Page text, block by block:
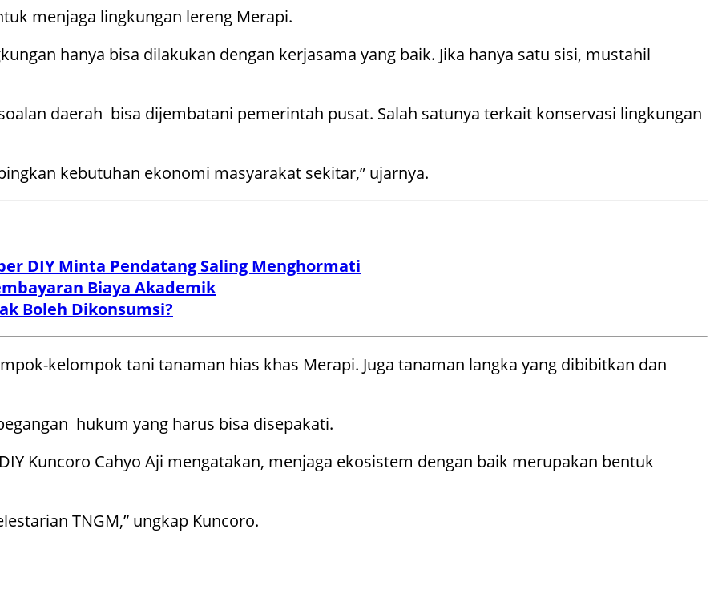
menjaga lingkungan lereng Merapi.
hanya bisa dilakukan dengan kerjasama yang baik. Jika hanya satu sisi, mustahil
daerah bisa dijembatani pemerintah pusat. Salah satunya terkait konservasi lingkungan
kebutuhan ekonomi masyarakat sekitar,” ujarnya.
DIY Minta Pendatang Saling Menghormati
Biaya Akademik
Boleh Dikonsumsi?
kelompok tani tanaman hias khas Merapi. Juga tanaman langka yang dibibitkan dan
hukum yang harus bisa disepakati.
Kuncoro Cahyo Aji mengatakan, menjaga ekosistem dengan baik merupakan bentuk
TNGM,” ungkap Kuncoro.